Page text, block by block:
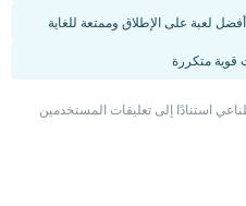
لعبة على الإطلاق وممتعة للغاية
قوية متكررة
استنادًا إلى تعليقات المستخدمين